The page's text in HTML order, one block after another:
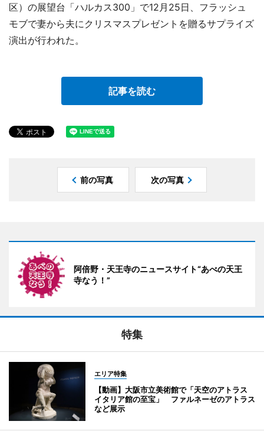
区）の展望台「ハルカス300」で12月25日、フラッシュ
モブで妻から夫にクリスマスプレゼントを贈るサプライズ
演出が行われた。
記事を読む
前の写真 次の写真
阿倍野・天王寺のニュースサイト“あべの天王
寺なう！”
特集
エリア特集
【動画】大阪市立美術館で「天空のアトラス
イタリア館の至宝」 ファルネーゼのアトラス
など展示